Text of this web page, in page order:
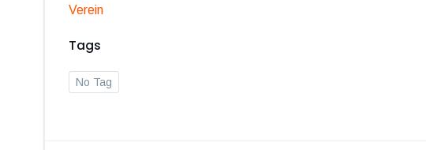
Verein
Tags
No Tag